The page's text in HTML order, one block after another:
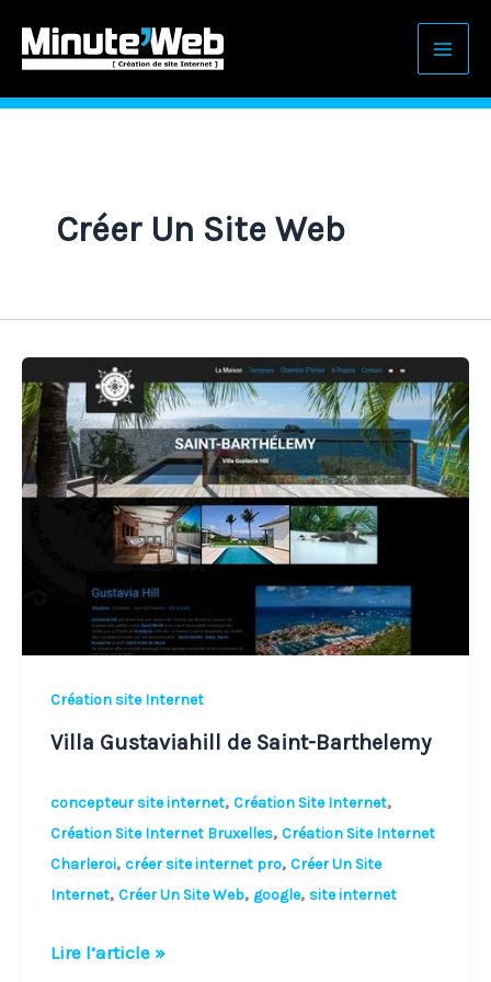
contenu
Créer Un Site Web
Création site Internet
Villa Gustaviahill de Saint-Barthelemy
concepteur site internet, Création Site Internet,
Création Site Internet Bruxelles, Création Site Internet
Charleroi, créer site internet pro, Créer Un Site
Internet, Créer Un Site Web, google, site internet
Gustaviahill
de
Saint-
Barthelemy
Lire l’article »